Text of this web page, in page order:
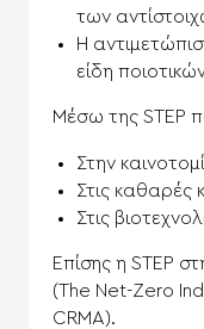
των
Η
είδη
Μέσω της STEP
Στην
Στις καθαρές
Στις
Επίσης η STEP
(The Net-Zero
CRMA).